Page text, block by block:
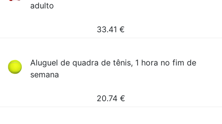
adulto
33.41 €
Aluguel de quadra de tênis, 1 hora no fim de
semana
20.74 €